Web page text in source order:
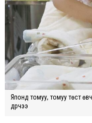
Японд томуу, томуу төст
дүүрчээ